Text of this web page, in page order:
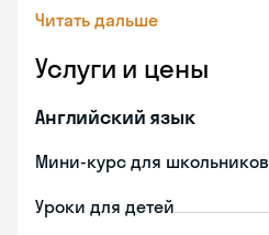
Читать дальше
Услуги и цены
Английский язык
Мини-курс для школьников
Уроки для детей